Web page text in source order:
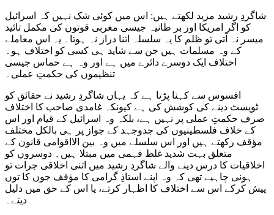
شاگردِ رشید مزید لکھتے ہیں: اس میں کوئی شک نہیں کہ اسرائیل
کو اگر امریکا اور بر طانیہ جیسی مغربی قوتوں کی مکمل تائید
میسر نہ آتی تو ظلم کا یہ سلسلہ اتنا دراز نہ ہوتا۔ یہ اس معاملے
کے وہ مسلمات ہیں جن سے شاید ہی کسی کو اختلاف ہو۔
اختلاف ایک دوسرے دائرے میں ہے اور وہ ہے حماس جیسی
تنظیموں کی حکمتِ عملی۔
افسوس سے کہنا پڑتا ہے کہ یہاں شاگردِ رشید نے حقائق کو
ٹویسٹ دینے کی کوشش کی ہے کیونکہ غامدی صاحب کا اختلاف
صرف حکمتِ عملی پر نہیں ہے، بلکہ وہ اسرائیل کے قیام اور اس
کے خلاف فلسطینیوں کی جدوجہد کے جواز پر ہی بالکل مختلف
مؤقف رکھتے ہیں اور اس سلسلے میں وہ بین الااقوامی قانون کے
متعلق بہت شدید غلط فہمی میں مبتلا ہیں۔ دوسروں کو
اخلاقیات کا درس دینے والے شاگردِ رشید میں اتنی اخلاقی جرات تو
ہونی چاہیے تھی کہ وہ اپنے استاذِ گرامی کا مؤقف جوں کا توں
پیش کرکے اس سے اختلاف کا اظہار کرتے، یا اس کے حق میں دلیل
دیتے۔